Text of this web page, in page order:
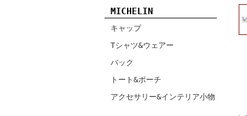
MICHELIN
キャップ
Tシャツ&ウェアー
バック
トート&ポーチ
アクセサリー&インテリア小物